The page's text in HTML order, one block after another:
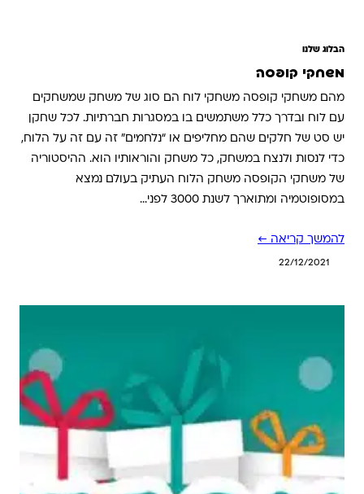
הבלוג שלנו
משחקי קופסה
מהם משחקי קופסה משחקי לוח הם סוג של משחק שמשחקים
עם לוח ובדרך כלל משתמשים בו במסגרות חברתיות. לכל שחקן
יש סט של חלקים שהם מחליפים או “נלחמים” זה עם זה על הלוח,
כדי לנסות ולנצח במשחק, כל משחק והוראותיו הוא. ההיסטוריה
של משחקי הקופסה משחק הלוח העתיק בעולם נמצא
במסופוטמיה ומתוארך לשנת 3000 לפני…
להמשך קריאה ←
22/12/2021